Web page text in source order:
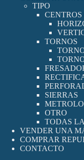
TIPO
TORNOS
SIERRAS
OTRO
TODAS
VENDER UNA
COMPRAR
CONTACTO